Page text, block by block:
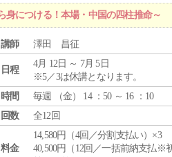
につける！本場・中国の四柱推命～
講師 澤田 昌征
日程
4月 12日 ～ 7月 5日
※5／3は休講となります。
時間
毎週 （金） 14 ：50 ～ 16 ：10
回数
全12回
料金
14,580円（4回／分割支払い）×3
40,500円（12回／一括前納支払※